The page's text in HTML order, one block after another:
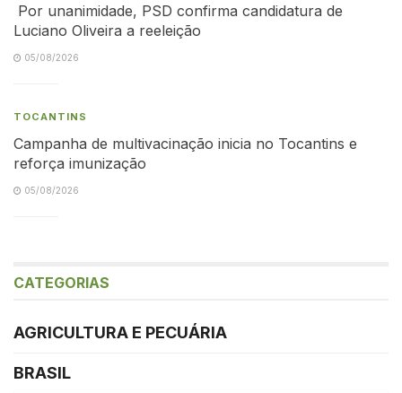
Por unanimidade, PSD confirma candidatura de
Luciano Oliveira a reeleição
05/08/2026
TOCANTINS
Campanha de multivacinação inicia no Tocantins e
reforça imunização
05/08/2026
CATEGORIAS
AGRICULTURA E PECUÁRIA
BRASIL